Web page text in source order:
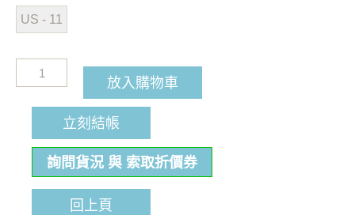
US - 11
放入購物車
立刻結帳
詢問貨況 與 索取折價券
回上頁